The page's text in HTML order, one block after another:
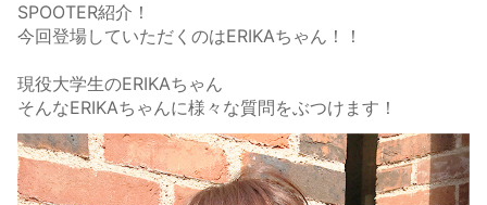
SPOOTER紹介！
今回登場していただくのはERIKAちゃん！！
現役大学生のERIKAちゃん
そんなERIKAちゃんに様々な質問をぶつけます！